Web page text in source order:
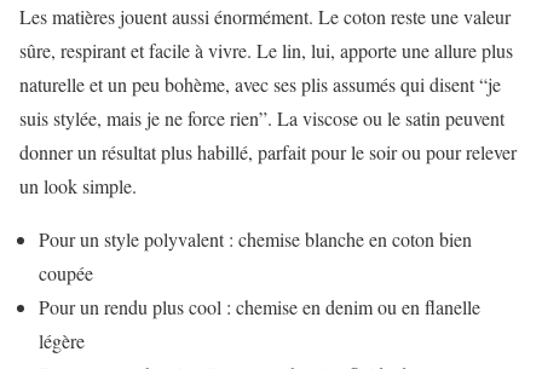
Les matières jouent aussi énormément. Le coton reste une valeur
sûre, respirant et facile à vivre. Le lin, lui, apporte une allure plus
naturelle et un peu bohème, avec ses plis assumés qui disent “je
suis stylée, mais je ne force rien”. La viscose ou le satin peuvent
donner un résultat plus habillé, parfait pour le soir ou pour relever
un look simple.
Pour un style polyvalent : chemise blanche en coton bien
coupée
Pour un rendu plus cool : chemise en denim ou en flanelle
légère